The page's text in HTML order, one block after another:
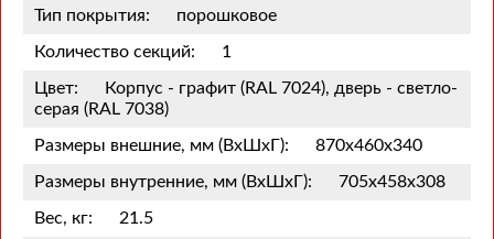
Тип покрытия: порошковое
Количество секций: 1
Цвет:
Корпус - графит (RAL 7024), дверь - светло-
серая (RAL 7038)
Размеры внешние, мм (ВхШхГ): 870x460x340
Размеры внутренние, мм (ВхШхГ): 705x458x308
Вес, кг: 21.5